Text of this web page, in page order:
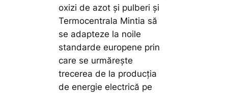
oxizi de azot și pulberi și
Termocentrala Mintia să
se adapteze la noile
standarde europene prin
care se urmărește
trecerea de la producția
de energie electrică pe